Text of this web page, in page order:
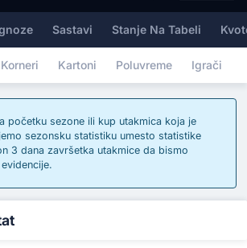
Sastavi Stanje Na Tabeli
Korneri Kartoni Poluvreme Igrači
početku sezone ili kup utakmica koja je
sezonsku statistiku umesto statistike
3 dana završetka utakmice da bismo